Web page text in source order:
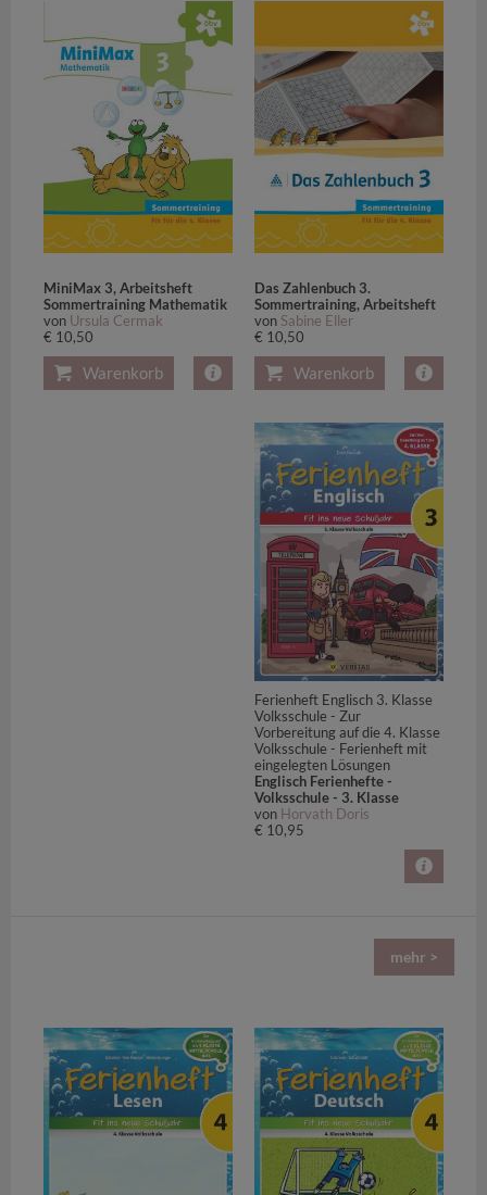
MiniMax 3, Arbeitsheft
Sommertraining Mathematik
von Ursula Cermak
€ 10,50
Warenkorb
Das Zahlenbuch 3.
Sommertraining, Arbeitsheft
von Sabine Eller
€ 10,50
Warenkorb
Ferienheft Englisch 3. Klasse
Volksschule - Zur
Vorbereitung auf die 4. Klasse
Volksschule - Ferienheft mit
eingelegten Lösungen
Englisch Ferienhefte -
Volksschule - 3. Klasse
von Horvath Doris
€ 10,95
mehr >